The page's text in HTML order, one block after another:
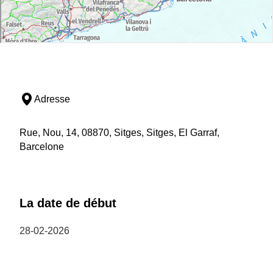
Adresse
Rue, Nou, 14, 08870, Sitges, Sitges, El Garraf,
Barcelone
La date de début
28-02-2026